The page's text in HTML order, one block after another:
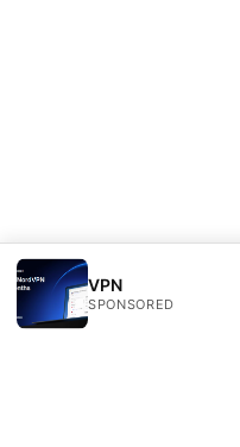
VPN
SPONSORED